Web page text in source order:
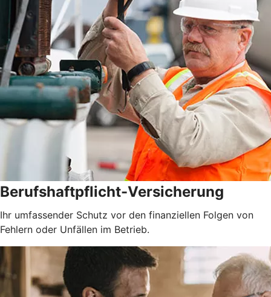
Berufshaftpflicht-Versicherung
Ihr umfassender Schutz vor den finanziellen Folgen von
Fehlern oder Unfällen im Betrieb.